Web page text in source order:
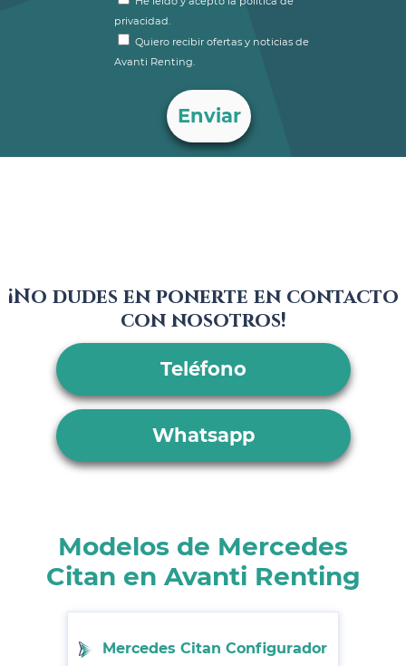
privacidad.
Quiero recibir ofertas y noticias de
Avanti Renting.
¡No dudes en ponerte en contacto
con nosotros!
Teléfono
Whatsapp
Modelos de Mercedes
Citan en Avanti Renting
Mercedes Citan Configurador